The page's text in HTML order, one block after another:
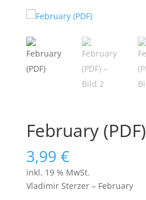
February (PDF)
3,99 €
inkl. 19 % MwSt.
Vladimir Sterzer – February